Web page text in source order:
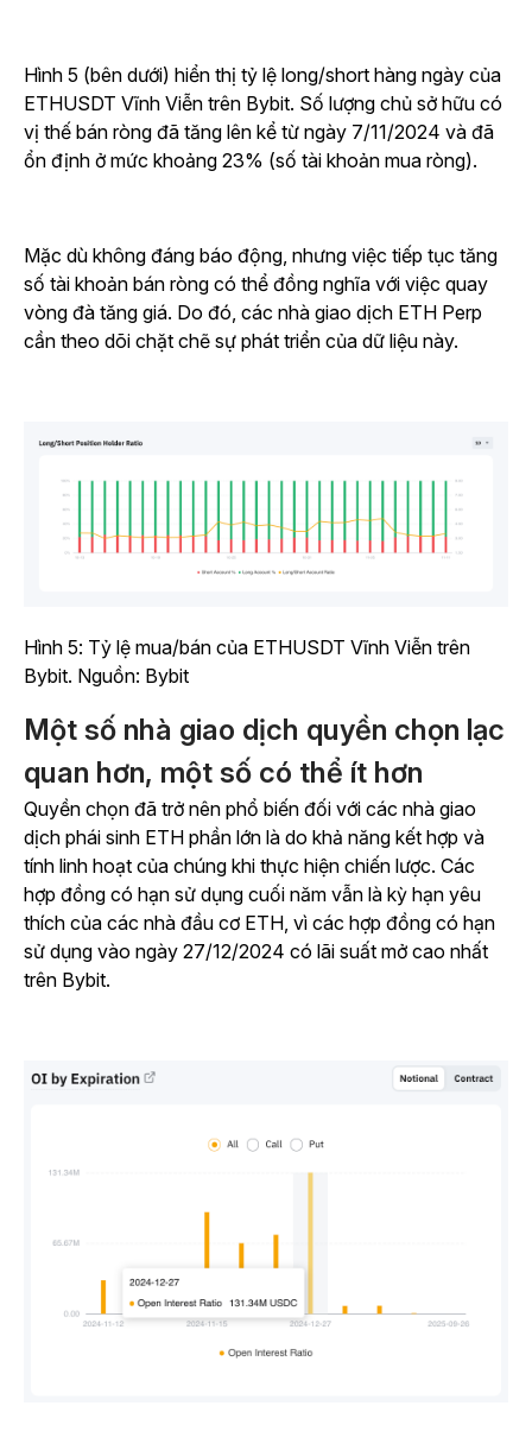
Hình 5 (bên dưới) hiển thị tỷ lệ long/short hàng ngày của
ETHUSDT Vĩnh Viễn trên Bybit. Số lượng chủ sở hữu có
vị thế bán ròng đã tăng lên kể từ ngày 7/11/2024 và đã
ổn định ở mức khoảng 23% (số tài khoản mua ròng).
Mặc dù không đáng báo động, nhưng việc tiếp tục tăng
số tài khoản bán ròng có thể đồng nghĩa với việc quay
vòng đà tăng giá. Do đó, các nhà giao dịch ETH Perp
cần theo dõi chặt chẽ sự phát triển của dữ liệu này.
Hình 5: Tỷ lệ mua/bán của ETHUSDT Vĩnh Viễn trên
Bybit. Nguồn: Bybit
Một số nhà giao dịch quyền chọn lạc
quan hơn, một số có thể ít hơn
Quyền chọn đã trở nên phổ biến đối với các nhà giao
dịch phái sinh ETH phần lớn là do khả năng kết hợp và
tính linh hoạt của chúng khi thực hiện chiến lược. Các
hợp đồng có hạn sử dụng cuối năm vẫn là kỳ hạn yêu
thích của các nhà đầu cơ ETH, vì các hợp đồng có hạn
sử dụng vào ngày 27/12/2024 có lãi suất mở cao nhất
trên Bybit.